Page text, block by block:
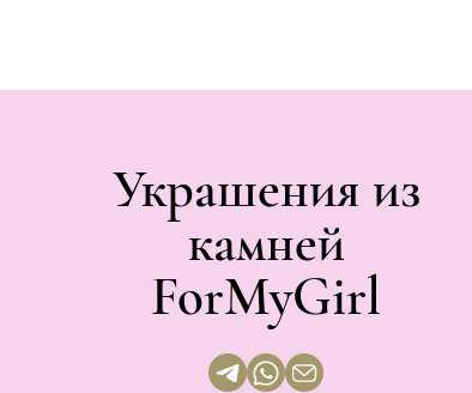
Украшения из
камней
ForMyGirl